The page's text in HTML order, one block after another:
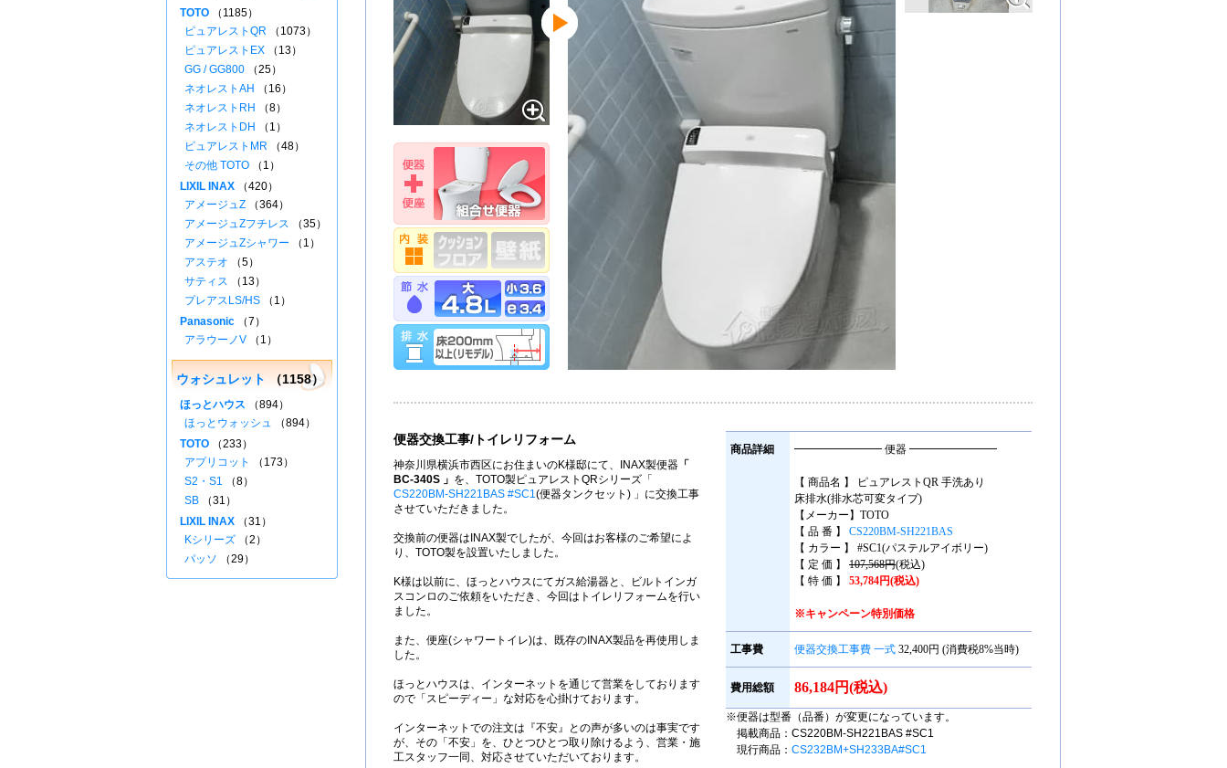
便器交換工事/トイレリフォーム
神奈川県横浜市西区にお住まいのK様邸にて、INAX製便器 「
BC-340S 」 を、TOTO製ピュアレストQRシリーズ「
CS220BM-SH221BAS #SC1(便器タンクセット) 」に交換工事
させていただきました。
交換前の便器はINAX製でしたが、今回はお客様のご希望によ
り、TOTO製を設置いたしました。
K様は以前に、ほっとハウスにてガス給湯器と、ビルトインガ
スコンロのご依頼をいただき、今回はトイレリフォームを行い
ました。
また、便座(シャワートイレ)は、既存のINAX製品を再使用しま
した。
ほっとハウスは、インターネットを通じて営業をしております
ので「スピーディー」な対応を心掛けております。
インターネットでの注文は『不安』との声が多いのは事実です
が、その「不安」を、ひとつひとつ取り除けるよう、営業・施
工スタッフ一同、対応させていただいております。
商品詳細 ━━━━━━━━ 便器 ━━━━━━━━
【 商品名 】 ピュアレストQR 手洗あり
床排水(排水芯可変タイプ)
【メーカー】TOTO
【 品 番 】 CS220BM-SH221BAS
【 カラー 】 #SC1(パステルアイボリー)
【 定 価 】 107,568円(税込)
【 特 価 】 53,784円(税込)
※キャンペーン特別価格
工事費 便器交換工事費 一式 32,400円 (消費税8%当時)
費用総額 86,184円(税込)
※便器は型番（品番）が変更になっています。
掲載商品：CS220BM-SH221BAS #SC1
現行商品： CS232BM+SH233BA#SC1
TOTO （1185）
ピュアレストQR （1073）
ピュアレストEX （13）
GG / GG800 （25）
ネオレストAH
（16）
ネオレストRH
（8）
ネオレストDH
（1）
ピュアレストMR （48）
その他 TOTO （1）
LIXIL INAX （420）
アメージュZ （364）
アメージュZフチレス （35）
アメージュZシャワー （1）
アステオ （5）
サティス （13）
プレアスLS/HS （1）
Panasonic （7）
アラウーノV （1）
ウォシュレット （1158）
ほっとハウス （894）
ほっとウォッシュ （894）
TOTO （233）
アプリコット
（173）
S2・S1 （8）
SB （31）
LIXIL INAX （31）
Kシリーズ （2）
パッソ （29）